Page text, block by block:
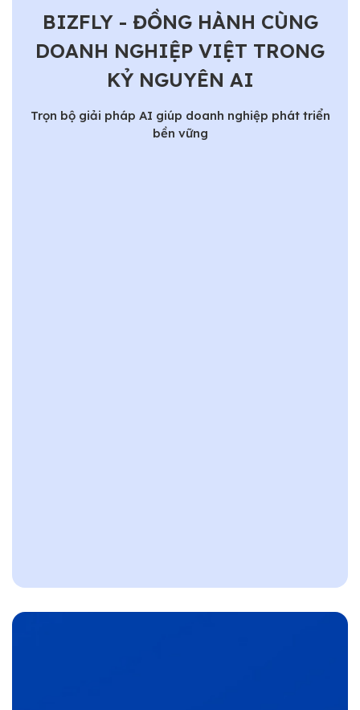
BIZFLY - ĐỒNG HÀNH CÙNG
DOANH NGHIỆP VIỆT TRONG
KỶ NGUYÊN AI
Trọn bộ giải pháp AI giúp doanh nghiệp phát triển
bền vững